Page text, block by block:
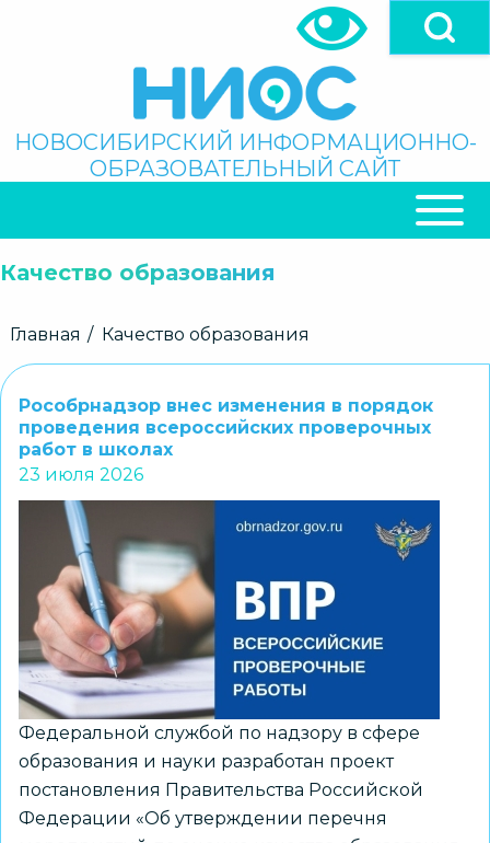
Поиск
НОВОСИБИРСКИЙ ИНФОРМАЦИОННО-
ОБРАЗОВАТЕЛЬНЫЙ САЙТ
НАВИГАЦИЯ
Качество образования
Строка
Главная Качество образования
Рособрнадзор внес изменения в порядок
проведения всероссийских проверочных
работ в школах
23 июля 2026
Федеральной службой по надзору в сфере
образования и науки разработан проект
постановления Правительства Российской
Федерации «Об утверждении перечня